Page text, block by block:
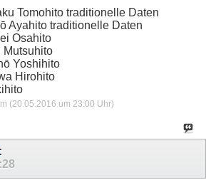
Tomohito traditionelle Daten
Ayahito traditionelle Daten
Osahito
Mutsuhito
Yoshihito
Hirohito
(20.05.2016 um 23:00 Uhr)
: